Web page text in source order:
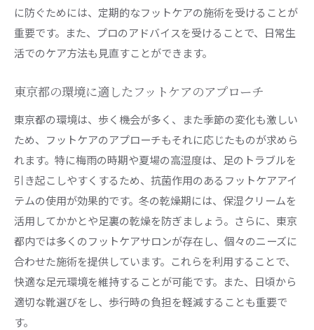
に防ぐためには、定期的なフットケアの施術を受けることが
重要です。また、プロのアドバイスを受けることで、日常生
活でのケア方法も見直すことができます。
東京都の環境に適したフットケアのアプローチ
東京都の環境は、歩く機会が多く、また季節の変化も激しい
ため、フットケアのアプローチもそれに応じたものが求めら
れます。特に梅雨の時期や夏場の高湿度は、足のトラブルを
引き起こしやすくするため、抗菌作用のあるフットケアアイ
テムの使用が効果的です。冬の乾燥期には、保湿クリームを
活用してかかとや足裏の乾燥を防ぎましょう。さらに、東京
都内では多くのフットケアサロンが存在し、個々のニーズに
合わせた施術を提供しています。これらを利用することで、
快適な足元環境を維持することが可能です。また、日頃から
適切な靴選びをし、歩行時の負担を軽減することも重要で
す。